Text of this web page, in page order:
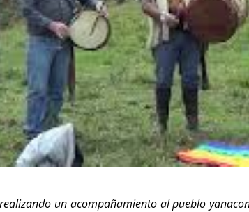
realizando un acompañamiento al pueblo